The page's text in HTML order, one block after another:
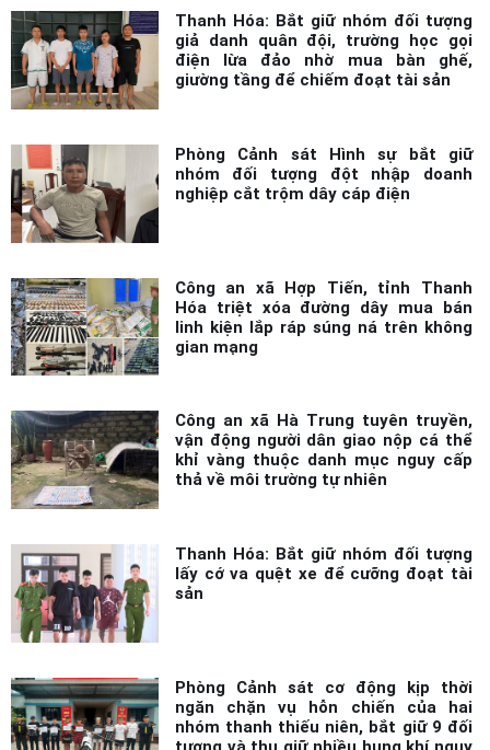
giả danh quân đội, trường học gọi
điện lừa đảo nhờ mua bàn ghế,
giường tầng để chiếm đoạt tài sản
nhóm đối tượng đột nhập doanh
nghiệp cắt trộm dây cáp điện
Hóa triệt xóa đường dây mua bán
linh kiện lắp ráp súng ná trên không
gian mạng
vận động người dân giao nộp cá thể
khỉ vàng thuộc danh mục nguy cấp
thả về môi trường tự nhiên
lấy cớ va quệt xe để cưỡng đoạt tài
sản
ngăn chặn vụ hỗn chiến của hai
nhóm thanh thiếu niên, bắt giữ 9 đối
tượng và thu giữ nhiều hung khí nguy
hiểm